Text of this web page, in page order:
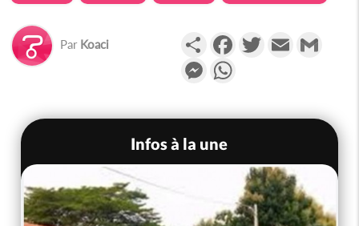
Par Koaci PartagerFacebookTwitterEmail
Messenger
Infos à la une